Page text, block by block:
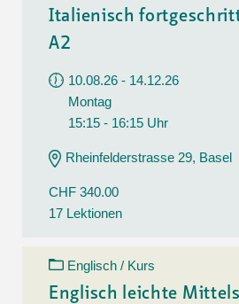
Italienisch
A2
10.08.26 - 14.12.26
Montag
15:15 - 16:15 Uhr
Rheinfelderstrasse 29, Basel
CHF 340.00
17 Lektionen
Englisch / Kurs
Englisch leichte